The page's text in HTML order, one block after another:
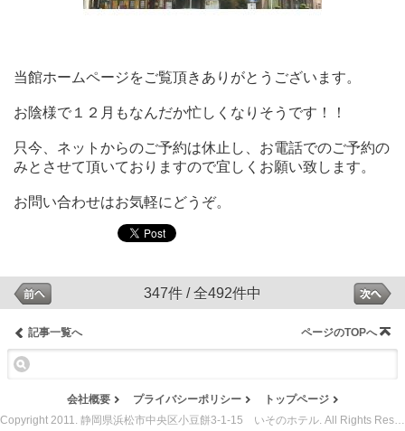
当館ホームページをご覧頂きありがとうございます。
お陰様で１２月もなんだか忙しくなりそうです！！
只今、ネットからのご予約は休止し、お電話でのご予約の
みとさせて頂いておりますので宜しくお願い致します。
お問い合わせはお気軽にどうぞ。
347件 / 全492件中
記事一覧へ ページのTOPへ
会社概要 プライバシーポリシー
トップページ
Copyright 2011. 静岡県浜松市中央区小豆餅3-1-15 いそのホテル. All Rights Reserved.